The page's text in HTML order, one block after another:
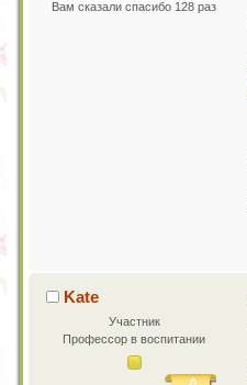
Вам сказали спасибо 128 раз
Kate
Участник
Профессор в воспитании